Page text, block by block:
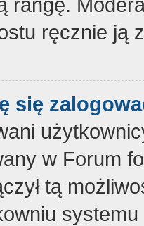
ręcznie ją
się
w Forum
tą